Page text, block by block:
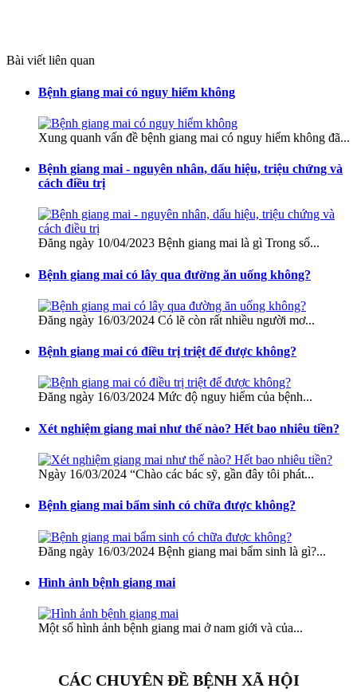
Bài viết liên quan
Bệnh giang mai có nguy hiểm không
Xung quanh vấn đề bệnh giang mai có nguy hiểm không đã...
Bệnh giang mai - nguyên nhân, dấu hiệu, triệu chứng và
cách điều trị
Đăng ngày 10/04/2023 Bệnh giang mai là gì Trong số...
Bệnh giang mai có lây qua đường ăn uống không?
Đăng ngày 16/03/2024 Có lẽ còn rất nhiều người mơ...
Bệnh giang mai có điều trị triệt để được không?
Đăng ngày 16/03/2024 Mức độ nguy hiểm của bệnh...
Xét nghiệm giang mai như thế nào? Hết bao nhiêu tiền?
Ngày 16/03/2024 “Chào các bác sỹ, gần đây tôi phát...
Bệnh giang mai bẩm sinh có chữa được không?
Đăng ngày 16/03/2024 Bệnh giang mai bẩm sinh là gì?...
Hình ảnh bệnh giang mai
Một số hình ảnh bệnh giang mai ở nam giới và của...
CÁC CHUYÊN ĐỀ BỆNH XÃ HỘI